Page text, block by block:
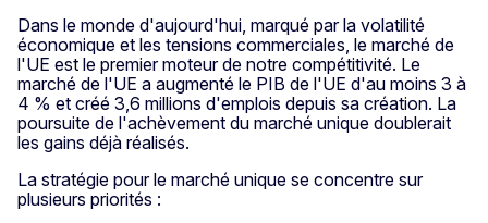
Dans le monde d'aujourd'hui, marqué par la volatilité
économique et les tensions commerciales, le marché de
l'UE est le premier moteur de notre compétitivité. Le
marché de l'UE a augmenté le PIB de l'UE d'au moins 3 à
4 % et créé 3,6 millions d'emplois depuis sa création. La
poursuite de l'achèvement du marché unique doublerait
les gains déjà réalisés.
La stratégie pour le marché unique se concentre sur
plusieurs priorités :